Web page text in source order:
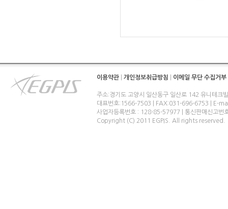
이용약관 개인정보취급방침 이메일 무단 수집거부
주소:경기도 고양시 일산동구 일산로 142 유니테크
대표번호:1566-7503 | FAX:031-696-6753 | E-
사업자등록번호 : 128-85-57977 | 통신판매신고번
Copyright (C) 2011 EGPIS. All rights reserved.